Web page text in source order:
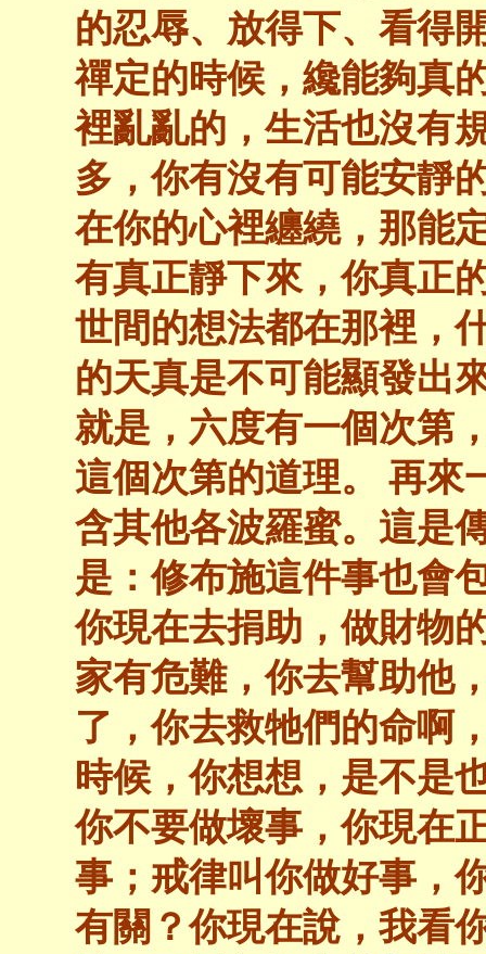
的忍辱、放得下、看得
禪定的時候，纔能夠真
裡亂亂的，生活也沒有
多，你有沒有可能安靜
在你的心裡纏繞，那能
有真正靜下來，你真正
世間的想法都在那裡，
的天真是不可能顯發出
就是，六度有一個次第
這個次第的道理。 再來
含其他各波羅蜜。這是
是：修布施這件事也會
你現在去捐助，做財物
家有危難，你去幫助他
了，你去救牠們的命啊
時候，你想想，是不是
你不要做壞事，你現在
事；戒律叫你做好事，
有關？你現在說，我看